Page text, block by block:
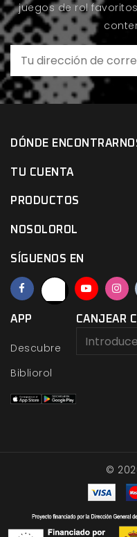
juegos de rol
DÓNDE
TU CUENTA
PRODUCTOS
NOSOLOROL
SÍGUENOS EN
APP
Descubre
Bibliorol
CANJEAR
©